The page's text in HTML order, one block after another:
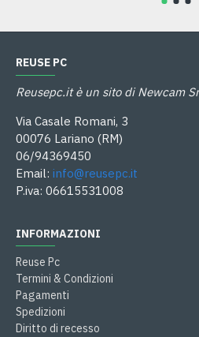
REUSE PC
Reusepc.it è un sito di Newcam
Via Casale Romani, 3
00076 Lariano (RM)
06/94369450
Email: info@reusepc.it
P.iva: 06615531008
INFORMAZIONI
Reuse Pc
Termini & Condizioni
Pagamenti
Spedizioni
Diritto di recesso